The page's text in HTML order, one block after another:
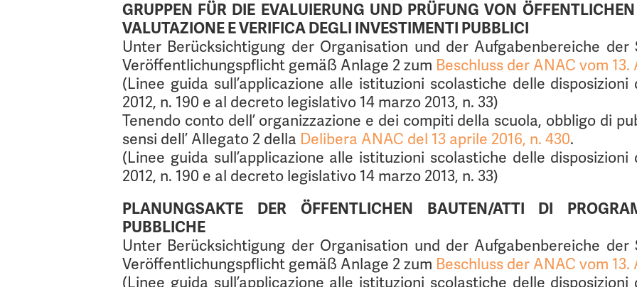
GRUPPEN FÜR DIE EVALUIERUNG UND PRÜFUNG VON
VALUTAZIONE E VERIFICA DEGLI INVESTIMENTI PUBBLICI
Unter Berücksichtigung der Organisation und der Aufgabenbereiche der
Veröffentlichungspflicht gemäß Anlage 2 zum Beschluss der ANAC vom 13.
(Linee guida sull’applicazione alle istituzioni scolastiche delle
2012, n. 190 e al decreto legislativo 14 marzo 2013, n. 33)
Tenendo conto dell’ organizzazione e dei compiti della scuola, obbligo di
sensi dell’ Allegato 2 della Delibera ANAC del 13 aprile 2016, n. 430.
(Linee guida sull’applicazione alle istituzioni scolastiche delle
2012, n. 190 e al decreto legislativo 14 marzo 2013, n. 33)
PLANUNGSAKTE DER ÖFFENTLICHEN BAUTEN/ATTI DI
PUBBLICHE
Unter Berücksichtigung der Organisation und der Aufgabenbereiche der
Veröffentlichungspflicht gemäß Anlage 2 zum Beschluss der ANAC vom 13.
(Linee guida sull’applicazione alle istituzioni scolastiche delle